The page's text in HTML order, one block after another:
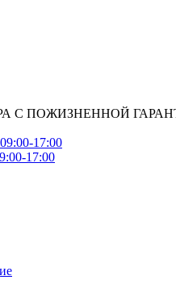
С ПОЖИЗНЕННОЙ
17:00
17:00